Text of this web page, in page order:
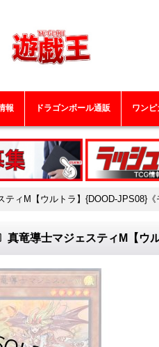
報 ドラゴンボール通販 ワン
ティM【ウルトラ】{DOOD-JPS08}《
真竜導士マジェスティM【ウ